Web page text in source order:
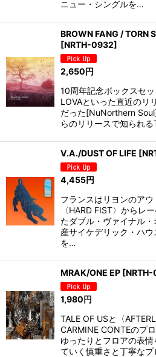
ニュー・シングルを…
BROWN FANG / TORN
[NRTH-0932]
2,650円
10周年記念ボックスセ
LOVAといった直近のリ
だった[NuNorthern
らのリリースで知られ
V.A./DUST OF LIFE [
4,455円
フランスはリヨンのア
〈HARD FIST〉からレ
たダブル・ヴァイナル
産サイケデリック・ハウ
を…
MRAK/ONE EP [NRTH-
1,980円
TALE OF USと〈
CARMINE CONTEのプ
ゆったりとフロアの表
ていく慎重さと丁寧な